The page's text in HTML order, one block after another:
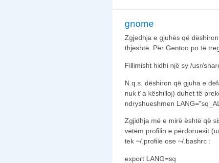
gnome
Zgjedhja e gjuhës që
thjeshtë. Për Gentoo po të
Fillimisht hidhi një sy /usr/
N.q.s. dëshiron që gjuha e
nuk t´a këshilloj) duhet të
ndryshueshmen
Zgjidhja më e mirë është që
vetëm profilin e përdoruesit
tek ~/.profile ose ~/.bashrc :
export LANG=sq